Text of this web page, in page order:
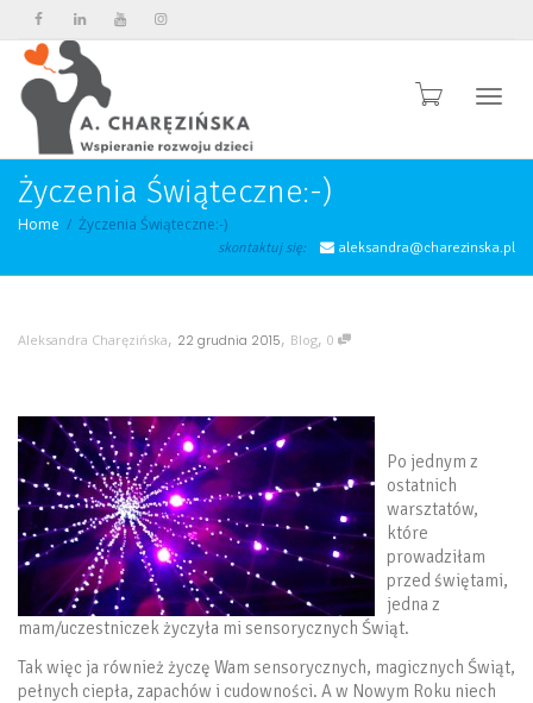
Życzenia Świąteczne:-)
Home Życzenia Świąteczne:-)
skontaktuj się: aleksandra@charezinska.pl
Aleksandra Charęzińska, 22 grudnia 2015, Blog, 0
Po jednym z
ostatnich
warsztatów,
które
prowadziłam
przed świętami,
jedna z
mam/uczestniczek życzyła mi sensorycznych Świąt.
Tak więc ja również życzę Wam sensorycznych, magicznych Świąt,
pełnych ciepła, zapachów i cudowności. A w Nowym Roku niech